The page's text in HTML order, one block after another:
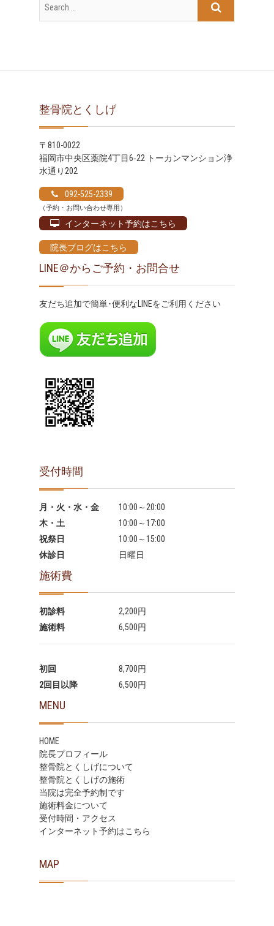
イ
整骨院とくしげ
〒810-0022
福岡市中央区薬院4丁目6‐22 トーカンマンション浄
水通り202
092-525-2339
（予約・お問い合わせ専用）
インターネット予約はこちら
院長ブログはこちら
LINE＠からご予約・お問合せ
友だち追加で簡単･便利なLINEをご利用ください
受付時間
月・火・水・金
10:00～20:00
木・土
10:00～17:00
祝祭日
10:00～15:00
休診日
日曜日
施術費
初診料
2,200円
施術料
6,500円
初回
8,700円
2回目以降
6,500円
MENU
HOME
院長プロフィール
整骨院とくしげについて
整骨院とくしげの施術
当院は完全予約制です
施術料金について
受付時間・アクセス
インターネット予約はこちら
MAP